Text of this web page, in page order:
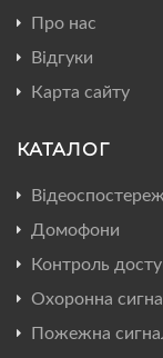
Про нас
Відгуки
Карта сайту
КАТАЛОГ
Домофони
Контроль
Охоронна
Пожежна